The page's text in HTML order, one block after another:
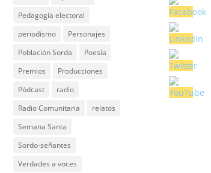
Pedagogía electoral
periodismo
Personajes
Población Sorda
Poesía
Premios
Producciones
Pódcast
radio
Radio Comunitaria
relatos
Semana Santa
Sordo-señantes
Verdades a voces